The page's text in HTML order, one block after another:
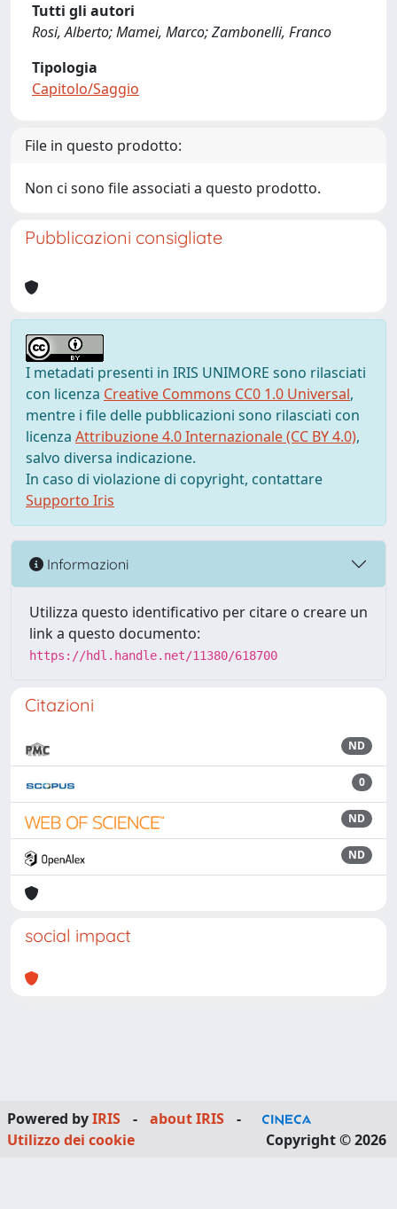
Tutti gli autori
Rosi, Alberto; Mamei, Marco; Zambonelli, Franco
Tipologia
Capitolo/Saggio
File in questo prodotto:
Non ci sono file associati a questo prodotto.
Pubblicazioni consigliate
I metadati presenti in IRIS UNIMORE sono rilasciati
con licenza Creative Commons CC0 1.0 Universal,
mentre i file delle pubblicazioni sono rilasciati con
licenza Attribuzione 4.0 Internazionale (CC BY 4.0),
salvo diversa indicazione.
In caso di violazione di copyright, contattare
Supporto Iris
Informazioni
Utilizza questo identificativo per citare o creare un
link a questo documento:
https://hdl.handle.net/11380/618700
Citazioni
ND
0
ND
ND
social impact
Powered byIRIS - about IRIS
-
Utilizzo dei cookie
Copyright © 2026